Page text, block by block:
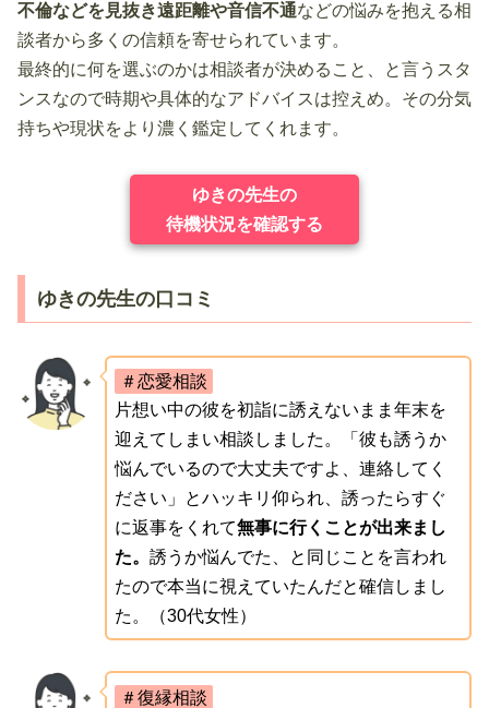
不倫などを見抜き遠距離や音信不通などの悩みを抱える相
談者から多くの信頼を寄せられています。
最終的に何を選ぶのかは相談者が決めること、と言うスタ
ンスなので時期や具体的なアドバイスは控えめ。その分気
持ちや現状をより濃く鑑定してくれます。
ゆきの先生の
待機状況を確認する
ゆきの先生の口コミ
＃恋愛相談
片想い中の彼を初詣に誘えないまま年末を
迎えてしまい相談しました。「彼も誘うか
悩んでいるので大丈夫ですよ、連絡してく
ださい」とハッキリ仰られ、誘ったらすぐ
に返事をくれて無事に行くことが出来まし
た。 誘うか悩んでた、と同じことを言われ
たので本当に視えていたんだと確信しまし
た。（30代女性）
＃復縁相談